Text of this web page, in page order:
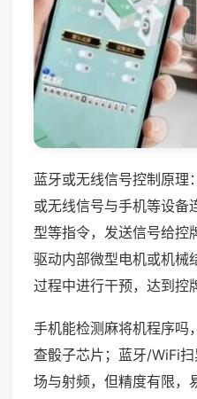
蓝牙或无线信号控制原理
或无线信号与手机等设备
型等指令，发送信号给控
驱动内部微型电机或机械
过程中进行干预，达到控
手机能检测麻将机程序吗
查骰子芯片；蓝牙/WiFi
场与射频，但精度有限，